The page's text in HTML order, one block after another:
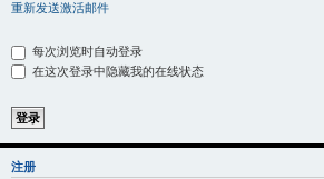
重新发送激活邮件
每次浏览时自动登录
在这次登录中隐藏我的在线状态
注册